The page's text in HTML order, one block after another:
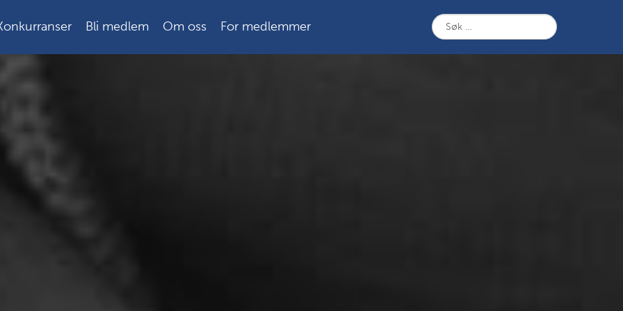
Bli medlem Om oss For medlemmer
Søk
etter: